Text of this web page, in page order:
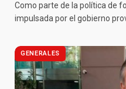
Como parte de la política de
impulsada por el gobierno
GENERALES